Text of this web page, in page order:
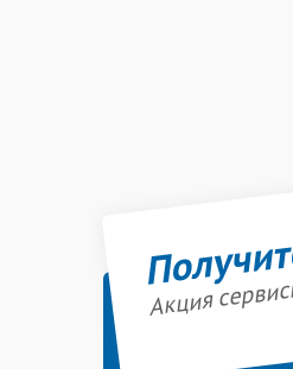
Акция